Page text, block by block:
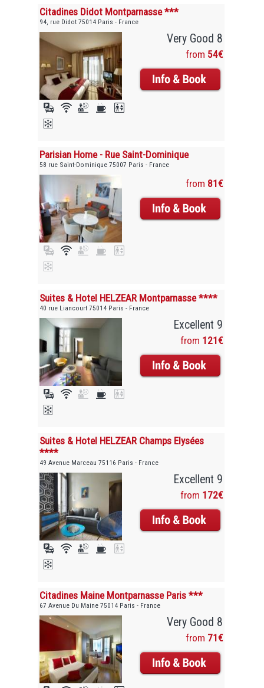
Citadines Didot Montparnasse ***
94, rue Didot 75014 Paris - France
Very Good 8
from 54€
Parisian Home - Rue Saint-Dominique
58 rue Saint-Dominique 75007 Paris - France
from 81€
Suites & Hotel HELZEAR Montparnasse ****
40 rue Liancourt 75014 Paris - France
Excellent 9
from 121€
Suites & Hotel HELZEAR Champs Elysées
****
49 Avenue Marceau 75116 Paris - France
Excellent 9
from 172€
Citadines Maine Montparnasse Paris ***
67 Avenue Du Maine 75014 Paris - France
Very Good 8
from 71€